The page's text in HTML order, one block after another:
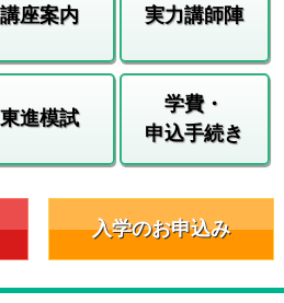
講座案内 実力講師陣
東進模試
学費・
申込手続き
入学のお申込み